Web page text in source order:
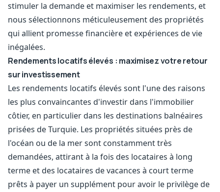
stimuler la demande et maximiser les rendements, et
nous sélectionnons méticuleusement des propriétés
qui allient promesse financière et expériences de vie
inégalées.
Rendements locatifs élevés : maximisez votre retour
sur investissement
Les rendements locatifs élevés sont l'une des raisons
les plus convaincantes d'investir dans l'immobilier
côtier, en particulier dans les destinations balnéaires
prisées de Turquie. Les propriétés situées près de
l'océan ou de la mer sont constamment très
demandées, attirant à la fois des locataires à long
terme et des locataires de vacances à court terme
prêts à payer un supplément pour avoir le privilège de